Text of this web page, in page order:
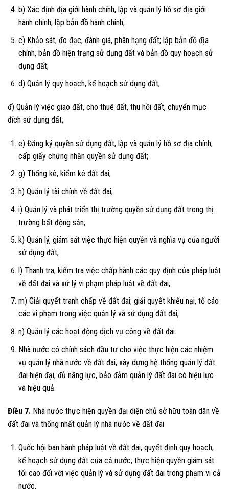
b) Xác định địa giới hành chính, lập và quản lý hồ sơ địa giới
hành chính, lập bản đồ hành chính;
c) Khảo sát, đo đạc, đánh giá, phân hạng đất; lập bản đồ địa
chính, bản đồ hiện trạng sử dụng đất và bản đồ quy hoạch sử
dụng đất;
d) Quản lý quy hoạch, kế hoạch sử dụng đất;
đ) Quản lý việc giao đất, cho thuê đất, thu hồi đất, chuyển mục
đích sử dụng đất;
e) Đăng ký quyền sử dụng đất, lập và quản lý hồ sơ địa chính,
cấp giấy chứng nhận quyền sử dụng đất;
g) Thống kê, kiểm kê đất đai;
h) Quản lý tài chính về đất đai;
i) Quản lý và phát triển thị trường quyền sử dụng đất trong thị
trường bất động sản;
k) Quản lý, giám sát việc thực hiện quyền và nghĩa vụ của người
sử dụng đất;
l) Thanh tra, kiểm tra việc chấp hành các quy định của pháp luật
về đất đai và xử lý vi phạm pháp luật về đất đai;
m) Giải quyết tranh chấp về đất đai; giải quyết khiếu nại, tố cáo
các vi phạm trong việc quản lý và sử dụng đất đai;
n) Quản lý các hoạt động dịch vụ công về đất đai.
Nhà nước có chính sách đầu tư cho việc thực hiện các nhiệm
vụ quản lý nhà nước về đất đai, xây dựng hệ thống quản lý đất
đai hiện đại, đủ năng lực, bảo đảm quản lý đất đai có hiệu lực
và hiệu quả.
Điều 7. Nhà nước thực hiện quyền đại diện chủ sở hữu toàn dân về
đất đai và thống nhất quản lý nhà nước về đất đai
Quốc hội ban hành pháp luật về đất đai, quyết định quy hoạch,
kế hoạch sử dụng đất của cả nước; thực hiện quyền giám sát
tối cao đối với việc quản lý và sử dụng đất đai trong phạm vi cả
nước.